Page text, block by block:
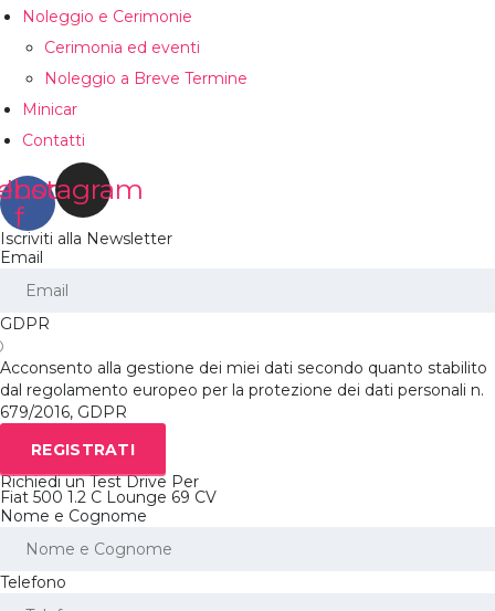
Noleggio e Cerimonie
Cerimonia ed eventi
Noleggio a Breve Termine
Minicar
Contatti
f
Instagram
Iscriviti alla Newsletter
Email
GDPR
Acconsento alla gestione dei miei dati secondo quanto stabilito
dal regolamento europeo per la protezione dei dati personali n.
679/2016, GDPR
REGISTRATI
Richiedi un Test Drive Per
Fiat 500 1.2 C Lounge 69 CV
Nome e Cognome
Telefono